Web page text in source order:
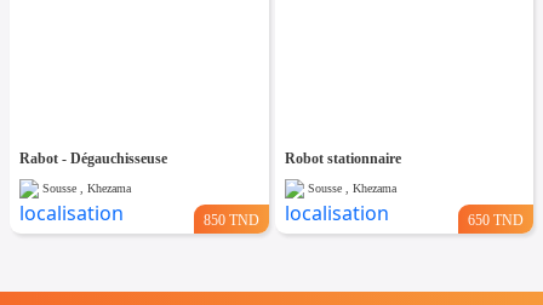
Rabot - Dégauchisseuse
Sousse , Khezama
850 TND
Robot stationnaire
Sousse , Khezama
650 TND